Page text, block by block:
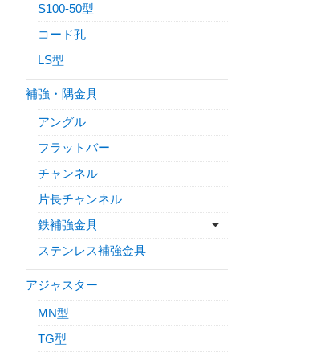
S100-50型
コード孔
LS型
補強・隅金具
アングル
フラットバー
チャンネル
片長チャンネル
鉄補強金具
ステンレス補強金具
アジャスター
MN型
TG型